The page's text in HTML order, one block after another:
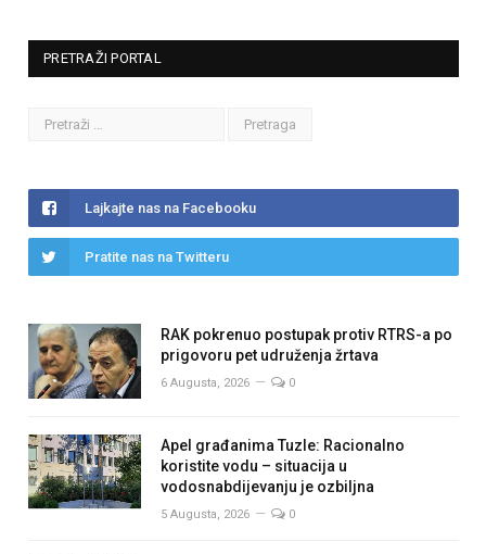
PRETRAŽI PORTAL
Lajkajte nas na Facebooku
Pratite nas na Twitteru
RAK pokrenuo postupak protiv RTRS-a po
prigovoru pet udruženja žrtava
6 Augusta, 2026 0
Apel građanima Tuzle: Racionalno
koristite vodu – situacija u
vodosnabdijevanju je ozbiljna
5 Augusta, 2026 0